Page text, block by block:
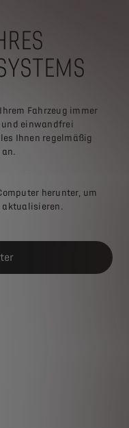
Fahrzeug immer
einwandfrei
Ihnen regelmäßig
herunter, um
aktualisieren.